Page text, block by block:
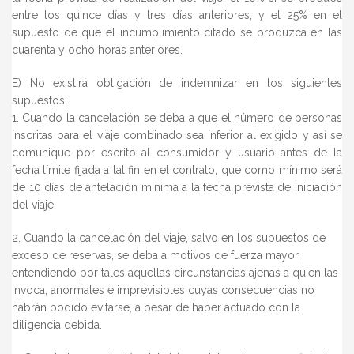
entre los quince días y tres días anteriores, y el 25% en el
supuesto de que el incumplimiento citado se produzca en las
cuarenta y ocho horas anteriores.
E) No existirá obligación de indemnizar en los siguientes
supuestos:
1. Cuando la cancelación se deba a que el número de personas
inscritas para el viaje combinado sea inferior al exigido y así se
comunique por escrito al consumidor y usuario antes de la
fecha límite fijada a tal fin en el contrato, que como mínimo será
de 10 días de antelación mínima a la fecha prevista de iniciación
del viaje.
2. Cuando la cancelación del viaje, salvo en los supuestos de
exceso de reservas, se deba a motivos de fuerza mayor,
entendiendo por tales aquellas circunstancias ajenas a quien las
invoca, anormales e imprevisibles cuyas consecuencias no
habrán podido evitarse, a pesar de haber actuado con la
diligencia debida.